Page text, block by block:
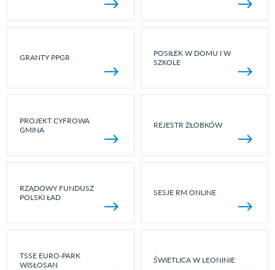
GRANTY PPGR
POSIŁEK W DOMU I W
SZKOLE
PROJEKT CYFROWA
GMINA
REJESTR ŻŁOBKÓW
RZĄDOWY FUNDUSZ
POLSKI ŁAD
SESJE RM ONLINE
TSSE EURO-PARK
WISŁOSAN
ŚWIETLICA W LEONINIE